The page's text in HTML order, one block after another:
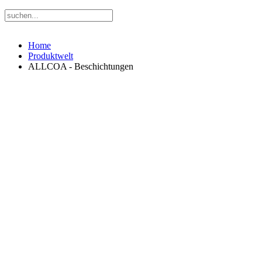
Home
Produktwelt
ALLCOA - Beschichtungen